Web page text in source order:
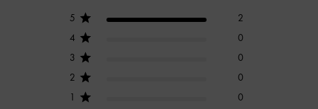
5
2
4
0
3
0
2
0
1
0